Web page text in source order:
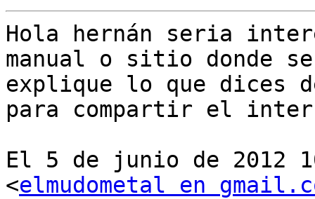
Hola hernán seria
manual o sitio donde se
explique lo que dices
para compartir el
El 5 de junio de 2012
<elmudometal en